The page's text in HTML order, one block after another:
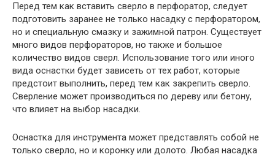
Перед тем как вставить сверло в перфоратор, следует
подготовить заранее не только насадку с перфоратором,
но и специальную смазку и зажимной патрон. Существует
много видов перфораторов, но также и большое
количество видов сверл. Использование того или иного
вида оснастки будет зависеть от тех работ, которые
предстоит выполнить, перед тем как закрепить сверло.
Сверление может производиться по дереву или бетону,
что влияет на выбор насадки.
Оснастка для инструмента может представлять собой не
только сверло, но и коронку или долото. Любая насадка